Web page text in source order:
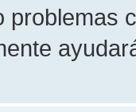
problemas